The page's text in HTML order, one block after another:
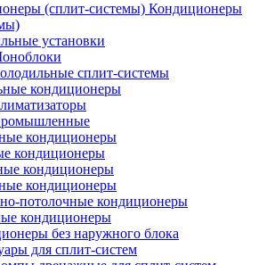
Кондиционеры
установки
сплит-системы
кондиционеры
кондиционеры
кондиционеры
кондиционеры
кондиционеры
потолочные кондиционеры
кондиционеры
без наружного блока
для сплит-систем